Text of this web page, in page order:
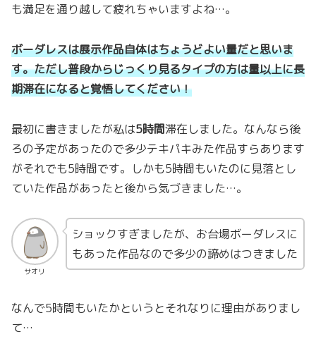
も満足を通り越して疲れちゃいますよね…。
ボーダレスは展示作品自体はちょうどよい量だと思いま
す。ただし普段からじっくり見るタイプの方は量以上に長
期滞在になると覚悟してください！
最初に書きましたが私は5時間滞在しました。なんなら後
ろの予定があったので多少テキパキみた作品すらあります
がそれでも5時間です。しかも5時間もいたのに見落とし
ていた作品があったと後から気づきました…。
サオリ
ショックすぎましたが、お台場ボーダレスに
もあった作品なので多少の諦めはつきました
なんで5時間もいたかというとそれなりに理由がありまし
て…